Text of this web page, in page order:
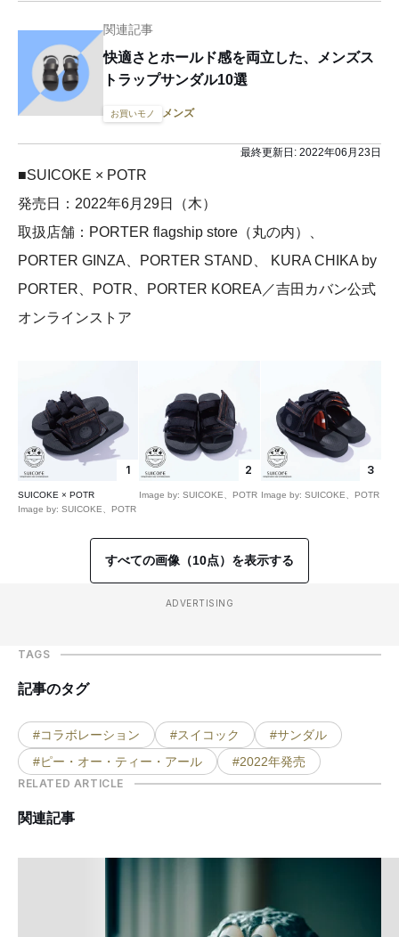
関連記事
快適さとホールド感を両立した、メンズス
トラップサンダル10選
お買いモノ メンズ
最終更新日: 2022年06月23日
■SUICOKE × POTR
発売日：2022年6月29日（木）
取扱店舗：PORTER flagship store（丸の内）、
PORTER GINZA、PORTER STAND、 KURA CHIKA by
PORTER、POTR、PORTER KOREA／吉田カバン公式
オンラインストア
1
SUICOKE × POTR
Image by: SUICOKE、POTR
2
Image by: SUICOKE、POTR
3
Image by: SUICOKE、POTR
すべての画像（10点）を表示する
ADVERTISING
TAGS
記事のタグ
#コラボレーション #スイコック
#サンダル
#ピー・オー・ティー・アール
#2022年発売
RELATED ARTICLE
関連記事